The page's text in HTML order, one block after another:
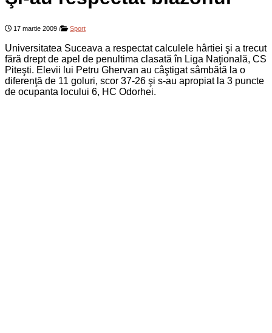
17 martie 2009 / Sport
Universitatea Suceava a respectat calculele hârtiei şi a trecut
fără drept de apel de penultima clasată în Liga Naţională, CS
Piteşti. Elevii lui Petru Ghervan au câştigat sâmbătă la o
diferenţă de 11 goluri, scor 37-26 şi s-au apropiat la 3 puncte
de ocupanta locului 6, HC Odorhei.